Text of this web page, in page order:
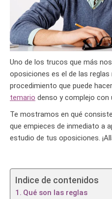
Uno de los trucos que más
oposiciones es el de las
procedimiento que puede
temario denso y complejo con
Te mostramos en qué
que empieces de inmediato a
estudio de tus oposiciones.
Indice de contenidos
Qué son las reglas